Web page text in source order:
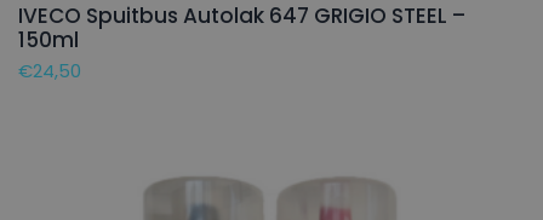
IVECO Spuitbus Autolak 647 GRIGIO STEEL –
150ml
€24,50